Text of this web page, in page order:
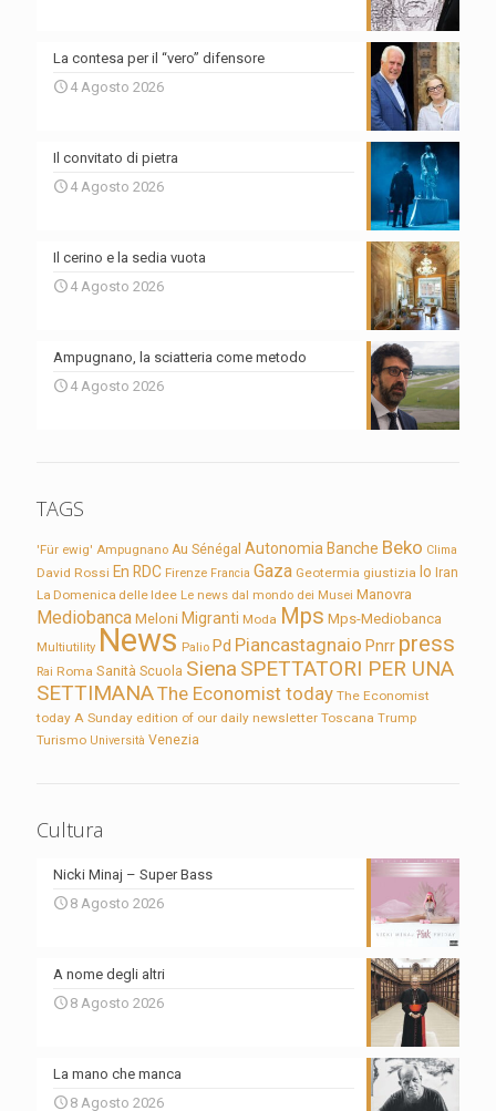
La contesa per il “vero” difensore
4 Agosto 2026
Il convitato di pietra
4 Agosto 2026
Il cerino e la sedia vuota
4 Agosto 2026
Ampugnano, la sciatteria come metodo
4 Agosto 2026
TAGS
'Für ewig' Ampugnano Au Sénégal Autonomia Banche Beko Clima
David Rossi En RDC Firenze Francia Gaza Geotermia giustizia Io Iran
La Domenica delle Idee Le news dal mondo dei Musei Manovra
Mediobanca Meloni Migranti Moda Mps Mps-Mediobanca
Multiutility News Palio Pd Piancastagnaio Pnrr press
Rai Roma Sanità Scuola Siena SPETTATORI PER UNA
SETTIMANAThe Economist today The Economist
today A Sunday edition of our daily newsletter Toscana Trump
Turismo Università Venezia
Cultura
Nicki Minaj – Super Bass
8 Agosto 2026
A nome degli altri
8 Agosto 2026
La mano che manca
8 Agosto 2026